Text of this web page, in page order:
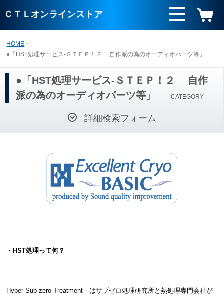
ＣＴＬオンラインストア
HOME
●「HST処理サービス-ＳＴＥＰ！２ 自作派の為のオーディオパーツ等」
●「HST処理サービス-ＳＴＥＰ！２ 自作
派の為のオーディオパーツ等」
CATEGORY
詳細検索フォーム
・HST処理って何？
Hyper Sub-zero Treatment はサブゼロ処理研究所と熱処理専門会社が